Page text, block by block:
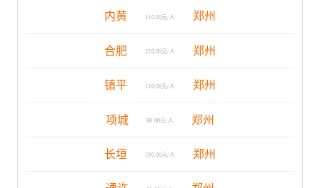
内黄 110.00元/人 郑州
合肥 220.00元/人 郑州
镇平 120.00元/人 郑州
项城 90.00元/人 郑州
长垣 100.00元/人 郑州